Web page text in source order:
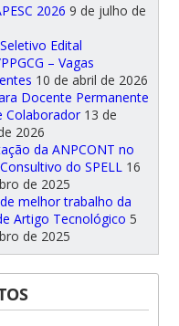
2026 9 de julho de
Edital
– Vagas
10 de abril de 2026
Docente Permanente
Colaborador 13 de
2026
da ANPCONT no
do SPELL 16
de 2025
melhor trabalho da
Artigo Tecnológico 5
de 2025